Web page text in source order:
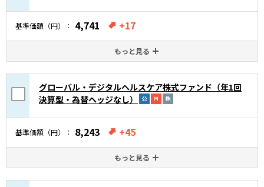
基準価額（円） 4,741 +17
もっと見る
グローバル・デジタルヘルスケア株式ファンド（年1回
決算型・為替ヘッジなし）
基準価額（円） 8,243 +45
もっと見る